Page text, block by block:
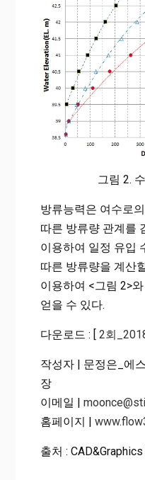
그림 2.
방류능력은 여수로
따른 방류량 관계를
이용하여 일정 유입
따른 방류량을 계산
이용하여 <그림 2>
얻을 수 있다.
다운로드 : [ 2회
작성자 | 문정은_에
장
이메일 |
홈페이지 |
출처 :